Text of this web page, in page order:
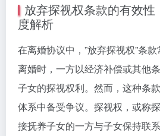
放弃探视权条款的有效
度解析
在离婚协议中，”放弃探视权”条
离婚时，一方以经济补偿或其他
子女的探视权利。然而，这种条
体系中备受争议。探视权，或称
接抚养子女的一方与子女保持联